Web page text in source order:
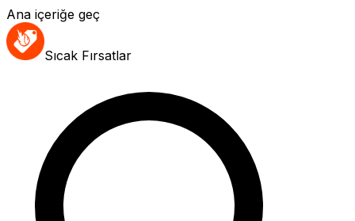
Ana içeriğe geç
Sıcak Fırsatlar